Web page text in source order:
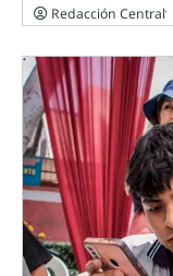
Redacción Central